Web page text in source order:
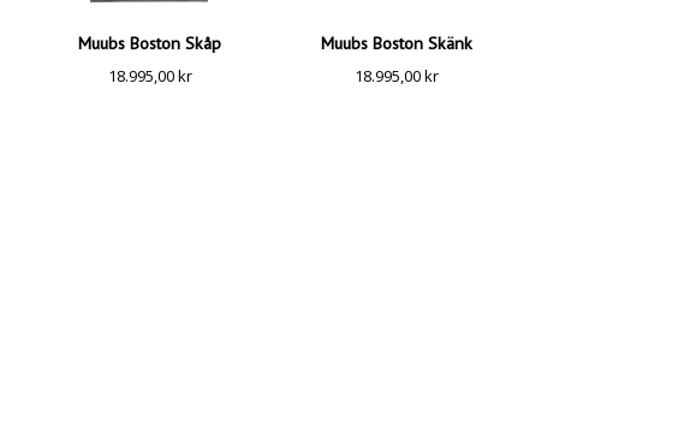
Muubs Boston Skåp
18.995,00kr
Muubs Boston Skänk
18.995,00kr